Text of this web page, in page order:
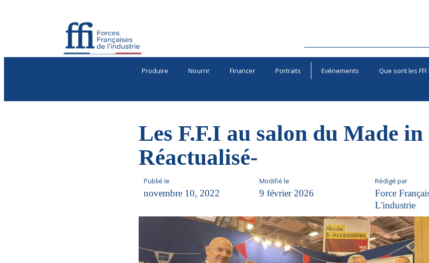
Produire Nourrir Financer Portraits Evénements Que sont les FFI
Les F.F.I au salon du Made
Réactualisé-
Publié le
novembre 10, 2022
Modifié le
9 février 2026
Rédigé par
Force
L'industrie